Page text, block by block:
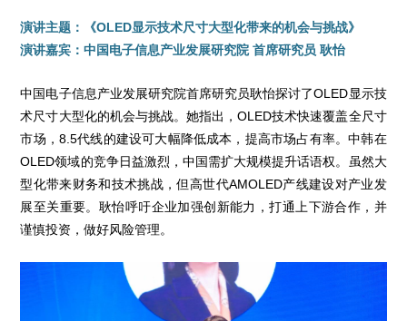
演讲主题：《OLED显示技术尺寸大型化带来的机会与挑战》
演讲嘉宾：中国电子信息产业发展研究院 首席研究员 耿怡
中国电子信息产业发展研究院首席研究员耿怡探讨了OLED显示技
术尺寸大型化的机会与挑战。她指出，OLED技术快速覆盖全尺寸
市场，8.5代线的建设可大幅降低成本，提高市场占有率。中韩在
OLED领域的竞争日益激烈，中国需扩大规模提升话语权。虽然大
型化带来财务和技术挑战，但高世代AMOLED产线建设对产业发
展至关重要。耿怡呼吁企业加强创新能力，打通上下游合作，并
谨慎投资，做好风险管理。